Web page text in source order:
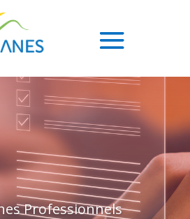
Professionnels